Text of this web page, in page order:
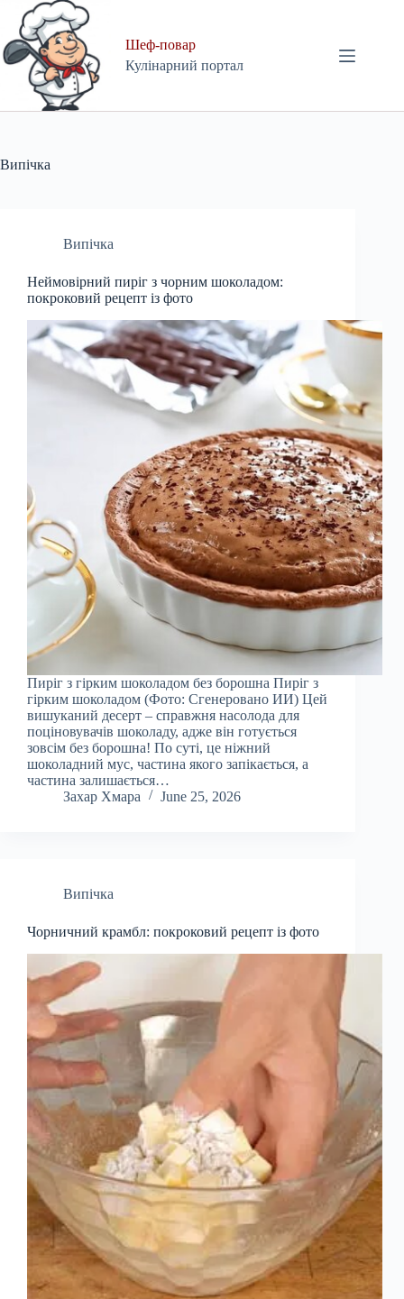
content
Шеф-повар
Кулінарний портал
Випічка
Випічка
Неймовірний пиріг з чорним шоколадом:
покроковий рецепт із фото
Пиріг з гірким шоколадом без борошна Пиріг з
гірким шоколадом (Фото: Сгенеровано ИИ) Цей
вишуканий десерт – справжня насолода для
поціновувачів шоколаду, адже він готується
зовсім без борошна! По суті, це ніжний
шоколадний мус, частина якого запікається, а
частина залишається…
Захар Хмара
June 25, 2026
Випічка
Чорничний крамбл: покроковий рецепт із фото